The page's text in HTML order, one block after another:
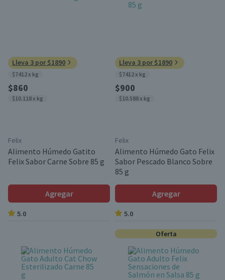
Lleva 3 por $1890
$7412 x kg
$860
$10.118 x kg
Felix
Alimento Húmedo Gatito
Felix Sabor Carne Sobre 85 g
Agregar
5.0
Lleva 3 por $1890
$7412 x kg
$900
$10.588 x kg
Felix
Alimento Húmedo Gato Felix
Sabor Pescado Blanco Sobre
85 g
Agregar
5.0
Oferta